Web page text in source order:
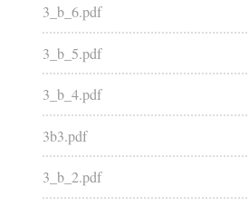
3_b_6.pdf
3_b_5.pdf
3_b_4.pdf
3b3.pdf
3_b_2.pdf